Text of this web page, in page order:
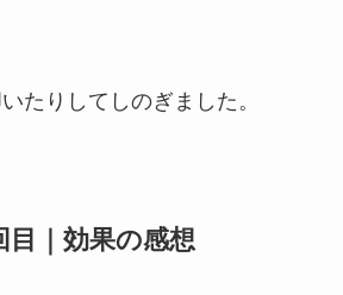
たりしてしのぎました。
目｜効果の感想